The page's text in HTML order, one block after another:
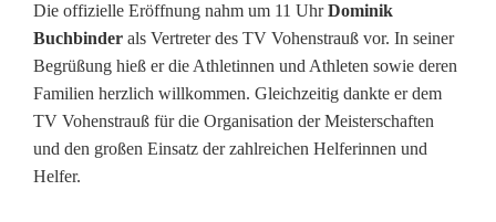
i
n
V
o
Die offizielle Eröffnung nahm um 11 UhrDominik
Buchbinder als Vertreter des TV Vohenstrauß vor. In seiner
Begrüßung hieß er die Athletinnen und Athleten sowie deren
Familien herzlich willkommen. Gleichzeitig dankte er dem
TV Vohenstrauß für die Organisation der Meisterschaften
und den großen Einsatz der zahlreichen Helferinnen und
Helfer.